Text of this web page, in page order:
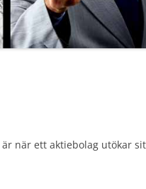
är när ett aktiebolag utökar